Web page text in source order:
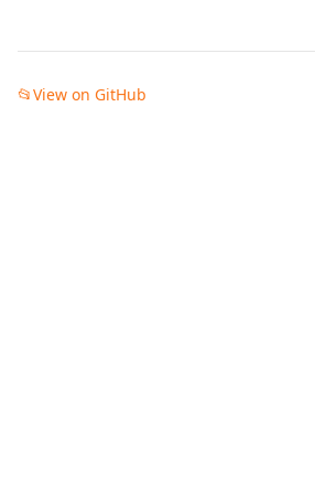
📂View on GitHub